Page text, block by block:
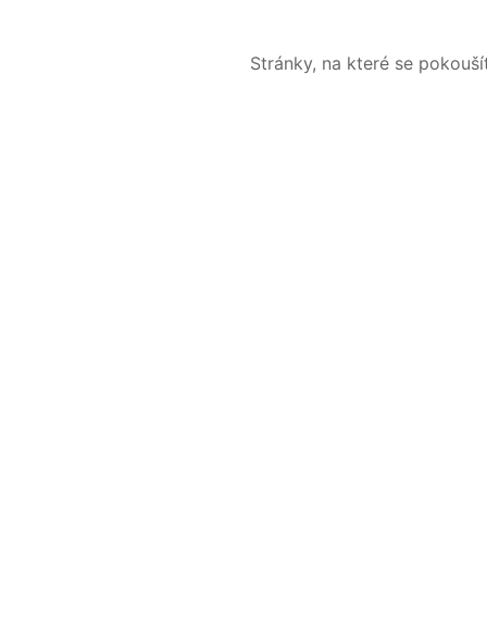
Stránky, na které se